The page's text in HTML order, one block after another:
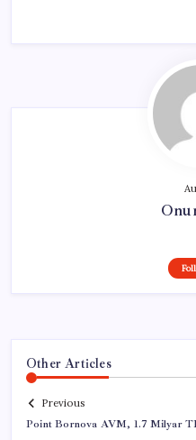
Other Articles
Previous
Point Bornova AVM, 1.7 Milyar